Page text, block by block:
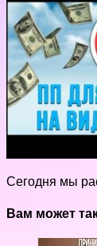
Сегодня мы
Вам может